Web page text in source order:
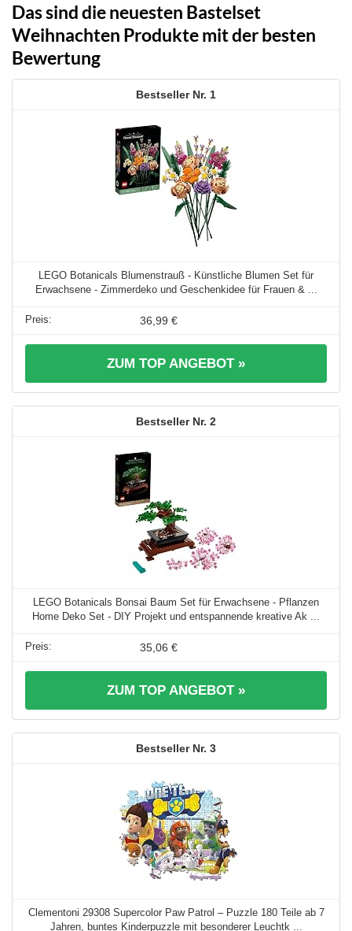
Das sind die neuesten Bastelset
Weihnachten Produkte mit der besten
Bewertung
1
LEGO Botanicals Blumenstrauß - Künstliche Blumen Set für
Erwachsene - Zimmerdeko und Geschenkidee für Frauen & ...
36,99 €
ZUM TOP ANGEBOT »
2
LEGO Botanicals Bonsai Baum Set für Erwachsene - Pflanzen
Home Deko Set - DIY Projekt und entspannende kreative Ak ...
35,06 €
ZUM TOP ANGEBOT »
3
Clementoni 29308 Supercolor Paw Patrol – Puzzle 180 Teile ab 7
Jahren, buntes Kinderpuzzle mit besonderer Leuchtk ...